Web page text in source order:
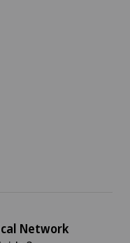
Network